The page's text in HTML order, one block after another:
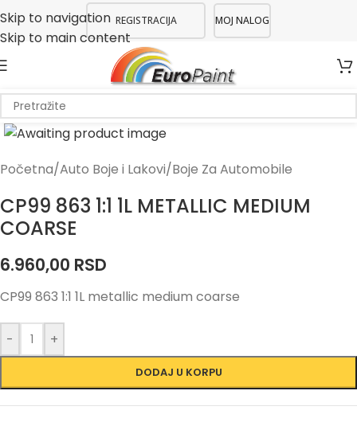
Skip to navigation
Skip to main content
REGISTRACIJA MOJ NALOG
Početna/Auto Boje i Lakovi/Boje Za Automobile
CP99 863 1:1 1L METALLIC MEDIUM
COARSE
6.960,00 RSD
CP99 863 1:1 1L metallic medium coarse
- +
DODAJ U KORPU